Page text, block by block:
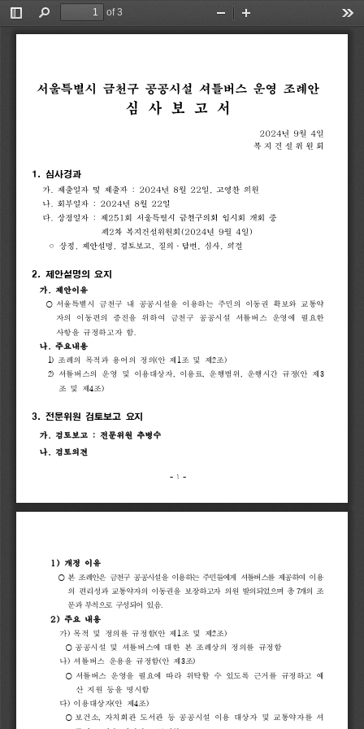
Toggle
Sidebar
Find
of 3
Zoom
Out
In
- 1 -
서울특별시 금천구 공공시설 셔틀버스 운영 조례안
심 사 보 고 서
2024년 9월 4일
복 지 건 설 위 원 회
1. 심사경과
가 제출일자 및 제출자 : 2024년 8월 22일 고영찬 의원
나
회부일자 : 2024년 8월 22일
다
상정일자 : 제251 회 서울특별시 금천구의회 임시회 개회 중
제2차 복지건설위원회(2024년 9월 4 일)
◦
상정 제안설명 검토보고 질의 답변 심사 의결
2. 제안설명의 요지
가
제안이유
⃝ 서울특별시 금천구 내 공공시설을 이용하는 주민의 이동권 확보와 교통약
자의
이동편의 증진을 위하여 금천구 공공시설 셔틀버스 운영에
필요한
사항을 규정하고자 함.
나
주요내용
1) 조례의 목적과 용어의 정의(안 제 1조 및 제2조)
2)
셔틀버스의 운영 및 이용대상자, 이용료 운행범위 운행시간 규정(안 제3
조 및 제4조)
3. 전문위원 검토보고 요지
가 검토보고 : 전문위원
추병수
나
검토의견
1) 개정 이유
⃝ 본 조례안은 금천구 공공시설을 이용하는 주민들에게 셔틀버스를 제공하여 이용
의 편리성과 교통약자의 이동권을 보장하고자 의원 발의되었으며 총 7개의 조
문과 부칙으로 구성되어 있음.
2) 주요
내용
가) 목적 및 정의를 규정함(안 제 1조 및 제2조)
⃝ 공공시설 및 셔틀버스에 대한 본 조례상의 정의를
규정함
나) 셔틀버스 운용을 규정함(안 제3조)
⃝ 셔틀버스 운영을 필요에 따라 위탁할 수 있도록 근거를 규정하고
예
산 지원 등을 명시함
다) 이용대상자(안 제4조)
⃝ 보건소 자치회관 도서관 등 공공시설 이용 대상자 및 교통약자를 셔